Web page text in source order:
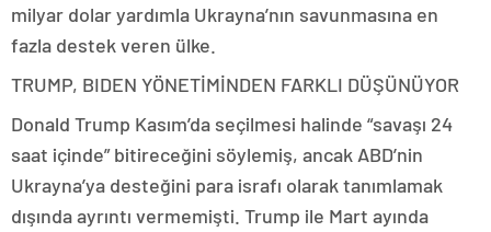
milyar dolar yardımla Ukrayna’nın savunmasına en
fazla destek veren ülke.
TRUMP, BIDEN YÖNETİMİNDEN FARKLI DÜŞÜNÜYOR
Donald Trump Kasım’da seçilmesi halinde “savaşı 24
saat içinde” bitireceğini söylemiş, ancak ABD’nin
Ukrayna’ya desteğini para israfı olarak tanımlamak
dışında ayrıntı vermemişti. Trump ile Mart ayında